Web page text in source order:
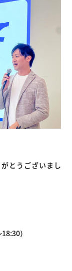
とうございまし
）